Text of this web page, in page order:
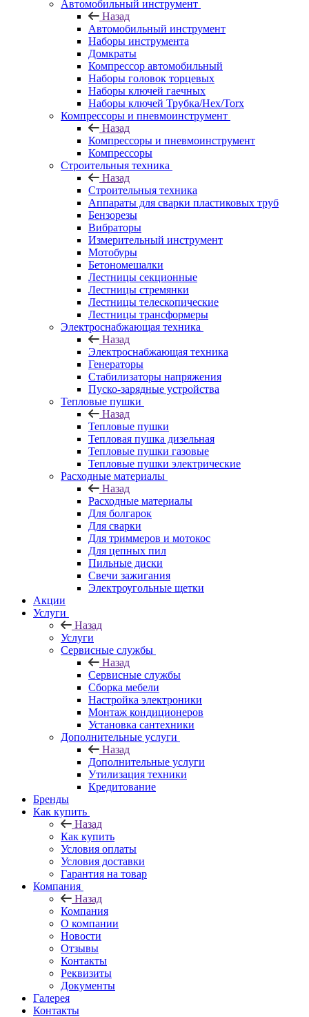
Автомобильный инструмент
Назад
Автомобильный инструмент
Наборы инструмента
Домкраты
Компрессор автомобильный
Наборы головок торцевых
Наборы ключей гаечных
Наборы ключей Трубка/Hex/Torx
Компрессоры и пневмоинструмент
Назад
Компрессоры и пневмоинструмент
Компрессоры
Строительныя техника
Назад
Строительныя техника
Аппараты для сварки пластиковых труб
Бензорезы
Вибраторы
Измерительный инструмент
Мотобуры
Бетономешалки
Лестницы секционные
Лестницы стремянки
Лестницы телескопические
Лестницы трансформеры
Электроснабжающая техника
Назад
Электроснабжающая техника
Генераторы
Стабилизаторы напряжения
Пуско-зарядные устройства
Тепловые пушки
Назад
Тепловые пушки
Тепловая пушка дизельная
Тепловые пушки газовые
Тепловые пушки электрические
Расходные материалы
Назад
Расходные материалы
Для болгарок
Для сварки
Для триммеров и мотокос
Для цепных пил
Пильные диски
Свечи зажигания
Электроугольные щетки
Акции
Услуги
Назад
Услуги
Сервисные службы
Назад
Сервисные службы
Сборка мебели
Настройка электроники
Монтаж кондиционеров
Установка сантехники
Дополнительные услуги
Назад
Дополнительные услуги
Утилизация техники
Кредитование
Бренды
Как купить
Назад
Как купить
Условия оплаты
Условия доставки
Гарантия на товар
Компания
Назад
Компания
О компании
Новости
Отзывы
Контакты
Реквизиты
Документы
Галерея
Контакты